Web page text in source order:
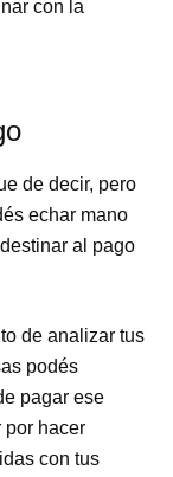
con la
de decir, pero
echar mano
al pago
de analizar tus
podés
pagar ese
por hacer
con tus